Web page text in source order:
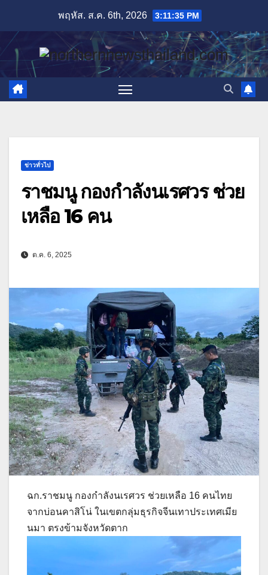
content
พฤหัส. ส.ค. 6th, 2026 3:11:36 PM
ข่าวทั่วไป
ราชมนู กองกำลังนเรศวร ช่วย
เหลือ 16 คน
ต.ค. 6, 2025
ฉก.ราชมนู กองกำลังนเรศวร ช่วยเหลือ 16 คนไทย
จากบ่อนคาสิโน่ ในเขตกลุ่มธุรกิจจีนเทาประเทศเมีย
นมา ตรงข้ามจังหวัดตาก